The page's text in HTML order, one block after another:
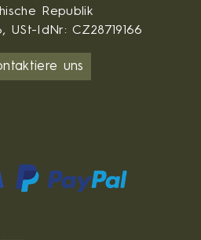
Republik
USt-IdNr: CZ28719166
uns